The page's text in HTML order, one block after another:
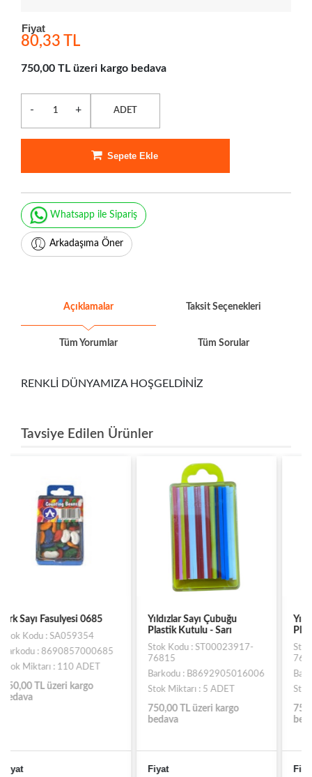
Fiyat
80,33 TL
750,00 TL üzeri kargo bedava
- + ADET
Sepete Ekle
Whatsapp ile Sipariş
Arkadaşıma Öner
Açıklamalar Taksit Seçenekleri
Tüm Yorumlar Tüm Sorular
RENKLİ DÜNYAMIZA HOŞGELDİNİZ
Tavsiye Edilen Ürünler
Yıldızlar Sayı Çubuğu
Plastik Kutulu - Sarı
Stok Kodu : ST00023917-
Stok Miktarı : 5 ADET
Yıldızlar Sayı Fasulyesi
Plastik Kutulu - Beyaz
Stok Kodu : ESL17102-
76801
Barkodu : E8692905017003
Stok Miktarı : 2 ADET
750,00 TL üzeri kargo
bedava